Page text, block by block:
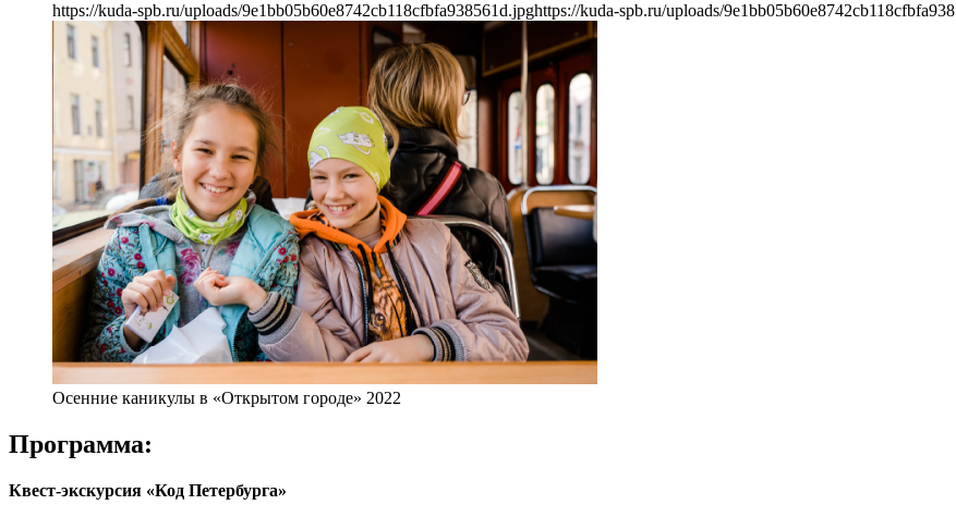
https://kuda-spb.ru/uploads/9e1bb05b60e8742cb118cfbfa938561d.jpghttps://kuda-spb.ru/uploads/
Осенние каникулы в «Открытом городе» 2022
Программа:
Квест-экскурсия «Код Петербурга»